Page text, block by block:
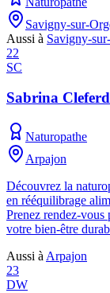
Savigny-sur-
Aussi à Savigny-
22
SC
Sabrina Cleferd
Naturopathe
Arpajon
Découvrez la
en rééquilibrage
Prenez rendez-vous
votre bien-être
Aussi à Arpajon
23
DW